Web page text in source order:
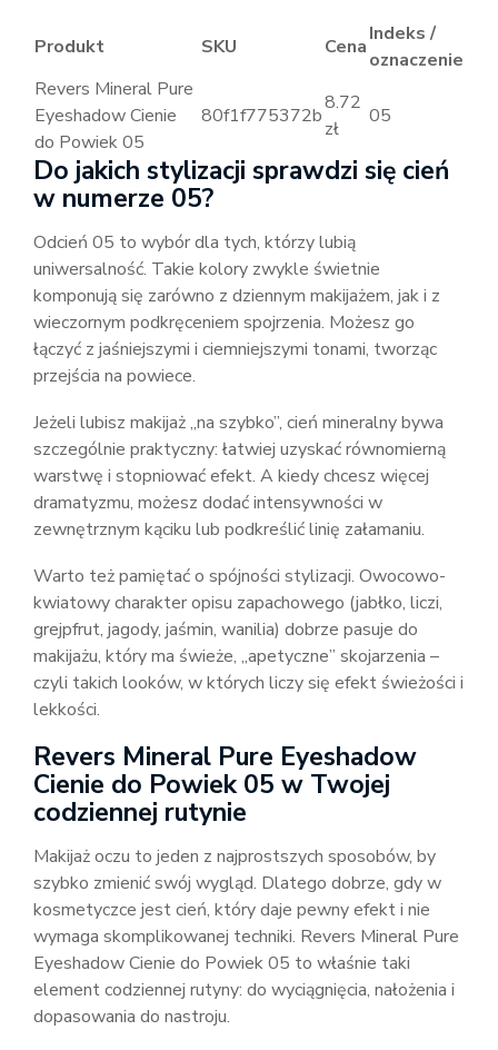
Produkt SKU Cena
Indeks /
oznaczenie
Revers Mineral Pure
Eyeshadow Cienie
do Powiek 05
80f1f775372b
8.72
zł
05
Do jakich stylizacji sprawdzi się cień
w numerze 05?
Odcień 05 to wybór dla tych, którzy lubią
uniwersalność. Takie kolory zwykle świetnie
komponują się zarówno z dziennym makijażem, jak i z
wieczornym podkręceniem spojrzenia. Możesz go
łączyć z jaśniejszymi i ciemniejszymi tonami, tworząc
przejścia na powiece.
Jeżeli lubisz makijaż „na szybko”, cień mineralny bywa
szczególnie praktyczny: łatwiej uzyskać równomierną
warstwę i stopniować efekt. A kiedy chcesz więcej
dramatyzmu, możesz dodać intensywności w
zewnętrznym kąciku lub podkreślić linię załamaniu.
Warto też pamiętać o spójności stylizacji. Owocowo-
kwiatowy charakter opisu zapachowego (jabłko, liczi,
grejpfrut, jagody, jaśmin, wanilia) dobrze pasuje do
makijażu, który ma świeże, „apetyczne” skojarzenia –
czyli takich looków, w których liczy się efekt świeżości i
lekkości.
Revers Mineral Pure Eyeshadow
Cienie do Powiek 05 w Twojej
codziennej rutynie
Makijaż oczu to jeden z najprostszych sposobów, by
szybko zmienić swój wygląd. Dlatego dobrze, gdy w
kosmetyczce jest cień, który daje pewny efekt i nie
wymaga skomplikowanej techniki. Revers Mineral Pure
Eyeshadow Cienie do Powiek 05 to właśnie taki
element codziennej rutyny: do wyciągnięcia, nałożenia i
dopasowania do nastroju.